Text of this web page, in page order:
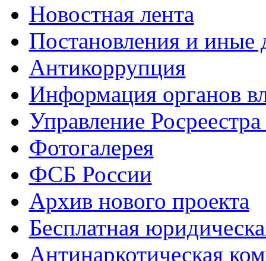
Новостная лента
Постановления и иные
Антикоррупция
Информация органов
Управление
Фотогалерея
ФСБ России
Архив нового проекта
Бесплатная
Антинаркотическая